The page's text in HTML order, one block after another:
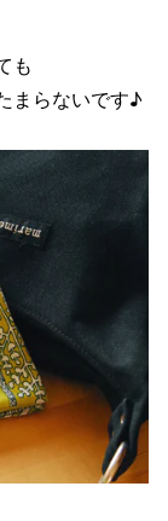
も
まらないです♪